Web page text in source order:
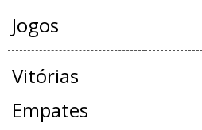
Jogos
Vitórias
Empates